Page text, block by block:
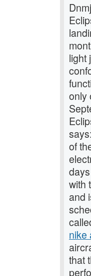
light
only
of
with
and
nike
that